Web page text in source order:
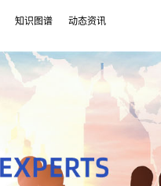
知识图谱 动态资讯